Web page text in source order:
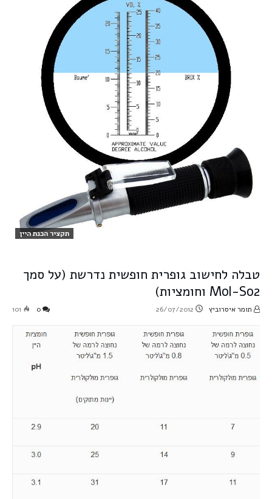
תקציר הכנת היין
טבלה לחישוב גופרית חופשית נדרשת (על סמך
Mol-So2 וחומציות)
תומר איסרוביץ 26/07/2012
101